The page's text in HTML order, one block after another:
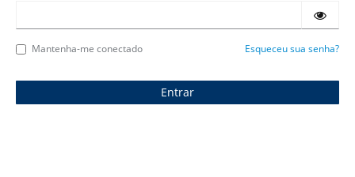
Mantenha-me conectado Esqueceu sua senha?